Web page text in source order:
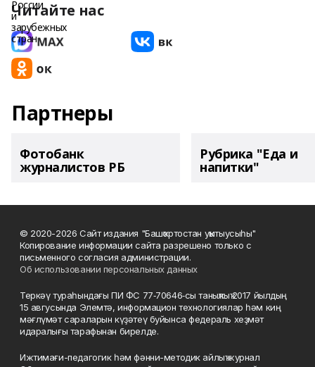
Читайте нас
Партнеры
Фотобанк
журналистов РБ
Рубрика "Еда и
напитки"
© 2020-2026 Сайт издания "Башҡортостан уҡытыусыһы"
Копирование информации сайта разрешено только с
письменного согласия администрации.
Об использовании персональных данных
Теркәү тураһындағы ПИ ФС 77‑70646‑сы таныҡлыҡ 2017 йылдың
15 авгусында Элемтә, информацион технологиялар һәм киң
мәғлүмәт сараларын күҙәтеү буйынса федераль хеҙмәт
идаралығы тарафынан бирелде.
Ижтимағи-педагогик һәм фәнни-методик айлыҡ журнал